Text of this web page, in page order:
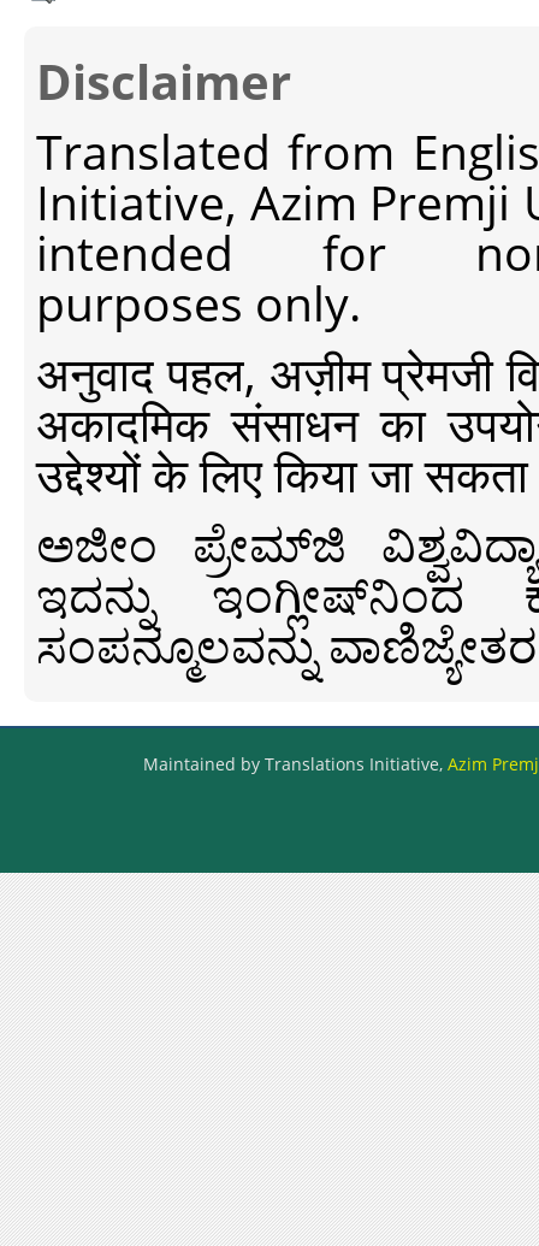
Disclaimer
Translated from
Initiative, Azim Premji
intended for non-
purposes only.
अनुवाद पहल, अज़ीम प्रेमजी
अकादमिक संसाधन का
उद्देश्यों के लिए किया जा
ಅಜೀಂ ಪ್ರೇಮ್‍ಜಿ
ಇದನ್ನು ಇಂಗ್ಲೀಷ್‍ನಿಂದ
ಸಂಪನ್ಮೂಲವನ್ನು
Maintained by Translations Initiative, Azim